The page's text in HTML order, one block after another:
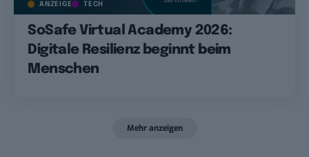
ANZEIGE TECH
SoSafe Virtual Academy 2026:
Digitale Resilienz beginnt beim
Menschen
Mehr anzeigen